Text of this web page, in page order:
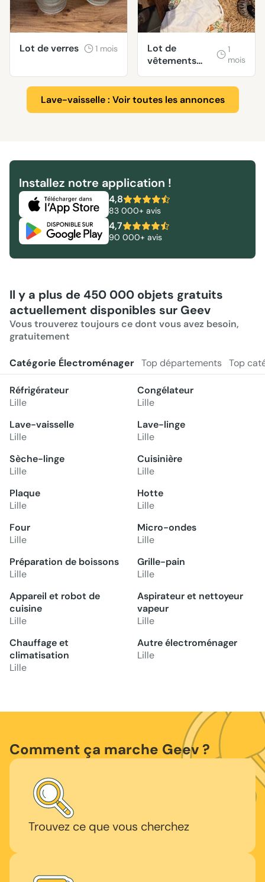
Lot de verres 1 mois
Lot de
vêtements
bébé taille 0-3
mois
1
mois
Lave-vaisselle : Voir toutes les annonces
Installez notre application !
4,8
83 000+ avis
4,7
90 000+ avis
Il y a plus de 450 000 objets gratuits
actuellement disponibles sur Geev
Vous trouverez toujours ce dont vous avez besoin,
gratuitement
Catégorie Électroménager Top départements Top
Réfrigérateur
Lille
Congélateur
Lille
Lave-vaisselle
Lille
Lave-linge
Lille
Sèche-linge
Lille
Cuisinière
Lille
Plaque
Lille
Hotte
Lille
Four
Lille
Micro-ondes
Lille
Préparation de boissons
Lille
Grille-pain
Lille
Appareil et robot de
cuisine
Lille
Aspirateur et nettoyeur
vapeur
Lille
Chauffage et
climatisation
Lille
Autre électroménager
Lille
Comment ça marche Geev ?
Trouvez ce que vous cherchez